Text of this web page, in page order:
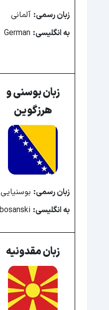
زبان کویت
زبان امارات
زبان مالدیو
زبان لبنان
زبان تاجیکستان
زبان اردن
زبان چین
زبان یمن
زبان مغولستان
زبان عراق
زبان افغانستان
زبان کره شمالی
زبان ارمنستان
زبان نپال
زبان رسمی: آلمانی
به انگلیسی:
زبان بوسنی و
هرزگوین
زبان رسمی: بوسنیایی
به انگلیسی:
زبان مقدونیه